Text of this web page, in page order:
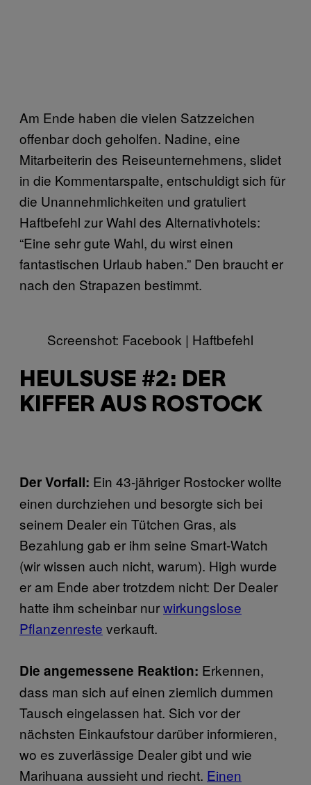
Am Ende haben die vielen Satzzeichen
offenbar doch geholfen. Nadine, eine
Mitarbeiterin des Reiseunternehmens, slidet
in die Kommentarspalte, entschuldigt sich für
die Unannehmlichkeiten und gratuliert
Haftbefehl zur Wahl des Alternativhotels:
“Eine sehr gute Wahl, du wirst einen
fantastischen Urlaub haben.” Den braucht er
nach den Strapazen bestimmt.
Screenshot: Facebook | Haftbefehl
HEULSUSE #2: DER
KIFFER AUS ROSTOCK
Der Vorfall: Ein 43-jähriger Rostocker wollte
einen durchziehen und besorgte sich bei
seinem Dealer ein Tütchen Gras, als
Bezahlung gab er ihm seine Smart-Watch
(wir wissen auch nicht, warum). High wurde
er am Ende aber trotzdem nicht: Der Dealer
hatte ihm scheinbar nurwirkungslose
Pflanzenreste verkauft.
Die angemessene Reaktion: Erkennen,
dass man sich auf einen ziemlich dummen
Tausch eingelassen hat. Sich vor der
nächsten Einkaufstour darüber informieren,
wo es zuverlässige Dealer gibt und wie
Marihuana aussieht und riecht. Einen